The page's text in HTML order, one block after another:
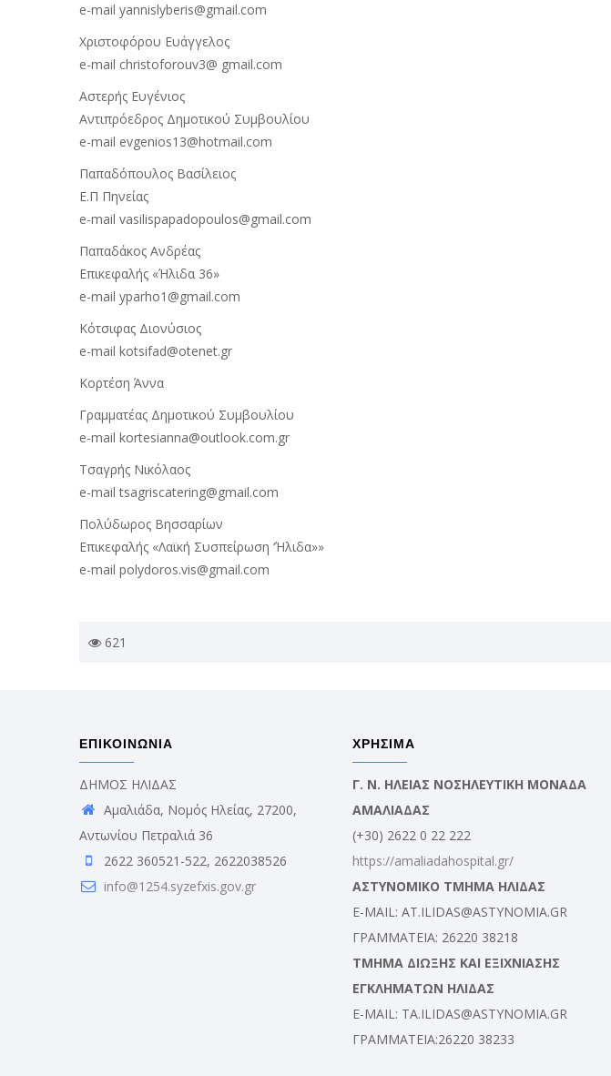
e-mail yannislyberis@gmail.com
Χριστοφόρου Ευάγγελος
e-mail christoforouv3@ gmail.com
Αστερής Ευγένιος
Αντιπρόεδρος Δημοτικού Συμβουλίου
e-mail evgenios13@hotmail.com
Παπαδόπουλος Βασίλειος
Ε.Π Πηνείας
e-mail vasilispapadopoulos@gmail.com
Παπαδάκος Ανδρέας
Eπικεφαλής «Ήλιδα 36»
e-mail yparho1@gmail.com
Κότσιφας Διονύσιος
e-mail kotsifad@otenet.gr
Κορτέση Άννα
Γραμματέας Δημοτικού Συμβουλίου
e-mail kortesianna@outlook.com.gr
Τσαγρής Νικόλαος
e-mail tsagriscatering@gmail.com
Πολύδωρος Βησσαρίων
Eπικεφαλής «Λαϊκή Συσπείρωση ‘Ήλιδα»»
e-mail polydoros.vis@gmail.com
621
ΕΠΙΚΟΙΝΩΝΙΑ
ΔΗΜΟΣ ΗΛΙΔΑΣ
Αμαλιάδα, Νομός Ηλείας, 27200,
Αντωνίου Πετραλιά 36
2622 360521-522, 2622038526
info@1254.syzefxis.gov.gr
ΧΡΗΣΙΜΑ
Γ. Ν. ΗΛΕΙΑΣ ΝΟΣΗΛΕΥΤΙΚΗ ΜΟΝΑΔΑ
ΑΜΑΛΙΑΔΑΣ
(+30) 2622 0 22 222
https://amaliadahospital.gr/
ΑΣΤΥΝΟΜΙΚΟ ΤΜΗΜΑ ΗΛΙΔΑΣ
E-MAIL: AT.ILIDAS@ASTYNOMIA.GR
ΓΡΑΜΜΑΤΕΙΑ: 26220 38218
ΤΜΗΜΑ ΔΙΩΞΗΣ ΚΑΙ ΕΞΙΧΝΙΑΣΗΣ
ΕΓΚΛΗΜΑΤΩΝ ΗΛΙΔΑΣ
E-MAIL: TA.ILIDAS@ASTYNOMIA.GR
ΓΡΑΜΜΑΤΕΙΑ:26220 38233